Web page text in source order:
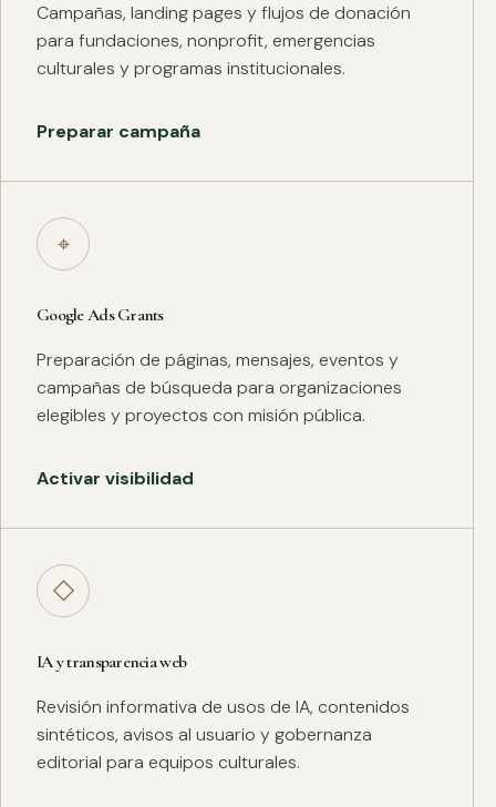
Campañas, landing pages y flujos de donación
para fundaciones, nonprofit, emergencias
culturales y programas institucionales.
Preparar campaña
⌖
Google Ads Grants
Preparación de páginas, mensajes, eventos y
campañas de búsqueda para organizaciones
elegibles y proyectos con misión pública.
Activar visibilidad
◇
IA y transparencia web
Revisión informativa de usos de IA, contenidos
sintéticos, avisos al usuario y gobernanza
editorial para equipos culturales.